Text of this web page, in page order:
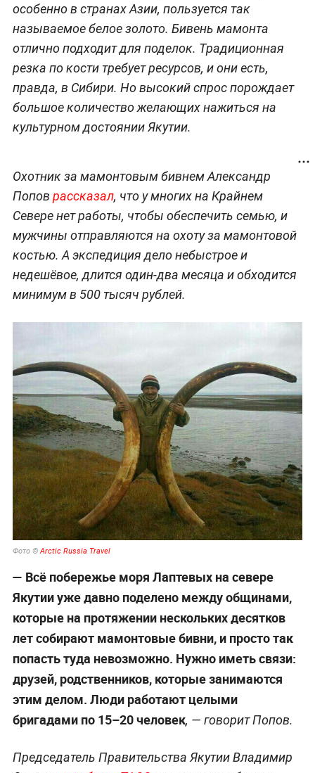
особенно в странах Азии, пользуется так
называемое белое золото. Бивень мамонта
отлично подходит для поделок. Традиционная
резка по кости требует ресурсов, и они есть,
правда, в Сибири. Но высокий спрос порождает
большое количество желающих нажиться на
культурном достоянии Якутии.
Охотник за мамонтовым бивнем Александр
Попов рассказал, что у многих на Крайнем
Севере нет работы, чтобы обеспечить семью, и
мужчины отправляются на охоту за мамонтовой
костью. А экспедиция дело небыстрое и
недешёвое, длится один-два месяца и обходится
минимум в 500 тысяч рублей.
Фото © Arctic Russia Travel
— Всё побережье моря Лаптевых на севере
Якутии уже давно поделено между общинами,
которые на протяжении нескольких десятков
лет собирают мамонтовые бивни, и просто так
попасть туда невозможно. Нужно иметь связи:
друзей, родственников, которые занимаются
этим делом. Люди работают целыми
бригадами по 15–20 человек, — говорит Попов.
Председатель Правительства Якутии Владимир